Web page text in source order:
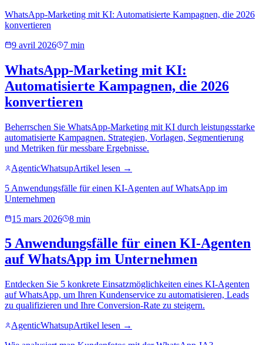
WhatsApp-Marketing mit KI: Automatisierte Kampagnen, die 2026
konvertieren
9 avril 2026
7 min
WhatsApp-Marketing mit KI:
Automatisierte Kampagnen, die 2026
konvertieren
Beherrschen Sie WhatsApp-Marketing mit KI durch leistungsstarke
automatisierte Kampagnen. Strategien, Vorlagen, Segmentierung
und Metriken für messbare Ergebnisse.
AgenticWhatsupArtikel lesen →
5 Anwendungsfälle für einen KI-Agenten auf WhatsApp im
Unternehmen
15 mars 2026
8 min
5 Anwendungsfälle für einen KI-Agenten
auf WhatsApp im Unternehmen
Entdecken Sie 5 konkrete Einsatzmöglichkeiten eines KI-Agenten
auf WhatsApp, um Ihren Kundenservice zu automatisieren, Leads
zu qualifizieren und Ihre Conversion-Rate zu steigern.
AgenticWhatsupArtikel lesen →